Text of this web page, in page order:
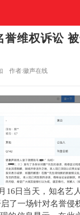
誉维权诉讼
作者:徽声在线
16日当天，知名艺
了一场针对名誉侵